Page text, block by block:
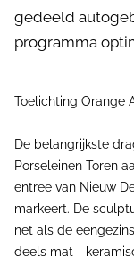
gedeeld
programma
Toelichting Orange
De belangrijkste
Porseleinen Toren
entree van Nieuw
markeert. De
net als de
deels mat -